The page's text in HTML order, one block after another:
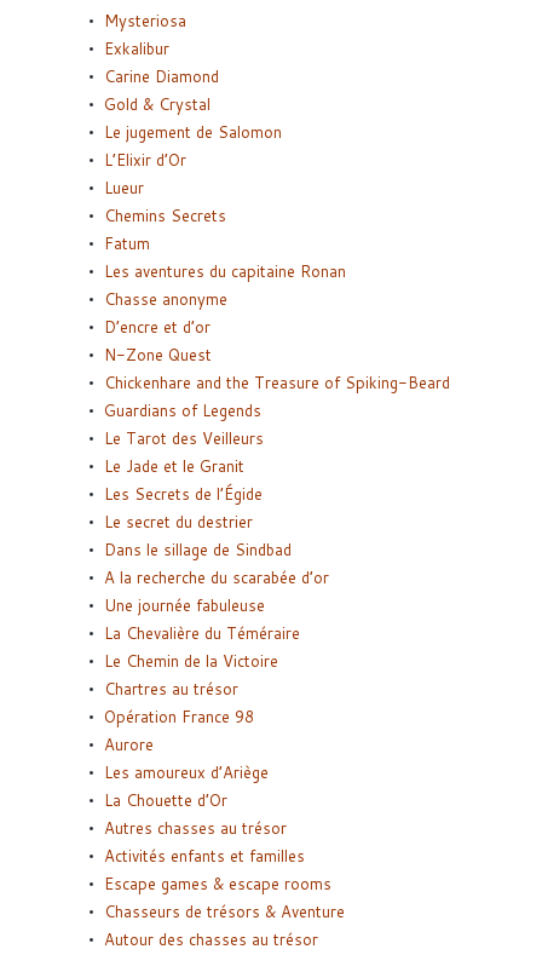
Mysteriosa
Exkalibur
Carine Diamond
Gold & Crystal
Le jugement de Salomon
L’Elixir d’Or
Lueur
Chemins Secrets
Fatum
Les aventures du capitaine Ronan
Chasse anonyme
D’encre et d’or
N-Zone Quest
Chickenhare and the Treasure of Spiking-Beard
Guardians of Legends
Le Tarot des Veilleurs
Le Jade et le Granit
Les Secrets de l’Égide
Le secret du destrier
Dans le sillage de Sindbad
A la recherche du scarabée d’or
Une journée fabuleuse
La Chevalière du Téméraire
Le Chemin de la Victoire
Chartres au trésor
Opération France 98
Aurore
Les amoureux d’Ariège
La Chouette d’Or
Autres chasses au trésor
Activités enfants et familles
Escape games & escape rooms
Chasseurs de trésors & Aventure
Autour des chasses au trésor